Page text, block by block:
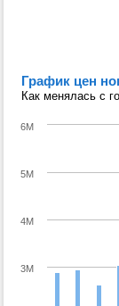
График цен
Как менялась с
3M
4M
5M
6M